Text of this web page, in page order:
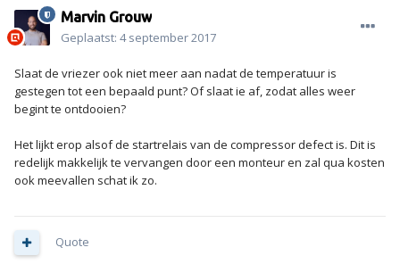
Marvin Grouw
Geplaatst: 4 september 2017
Slaat de vriezer ook niet meer aan nadat de temperatuur is
gestegen tot een bepaald punt? Of slaat ie af, zodat alles weer
begint te ontdooien?
Het lijkt erop alsof de startrelais van de compressor defect is. Dit is
redelijk makkelijk te vervangen door een monteur en zal qua kosten
ook meevallen schat ik zo.
Quote